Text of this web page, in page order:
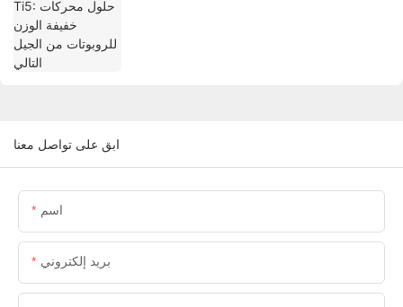
ابق على تواصل معنا
اسم
بريد إلكتروني